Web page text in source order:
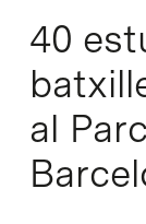
40
al